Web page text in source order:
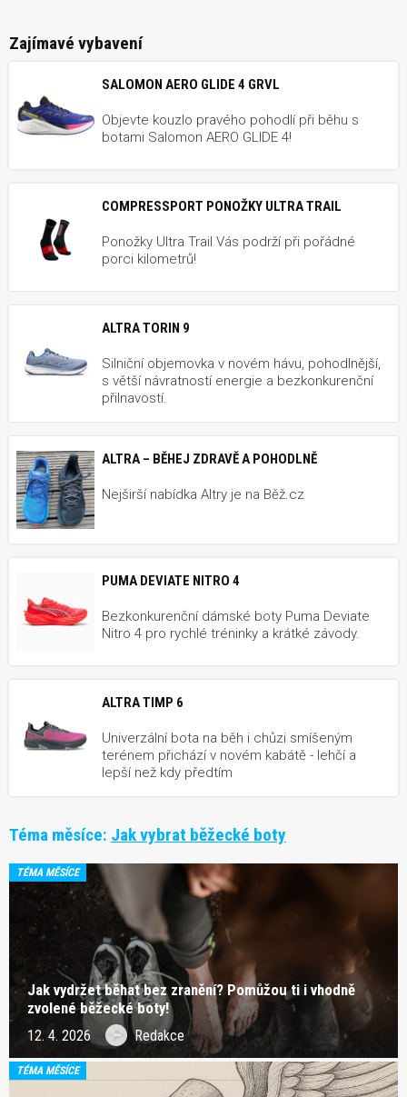
Zajímavé vybavení
SALOMON AERO GLIDE 4 GRVL
Objevte kouzlo pravého pohodlí při běhu s
botami Salomon AERO GLIDE 4!
COMPRESSPORT PONOŽKY ULTRA TRAIL
Ponožky Ultra Trail Vás podrží při pořádné
porci kilometrů!
ALTRA TORIN 9
Silniční objemovka v novém hávu, pohodlnější,
s větší návratností energie a bezkonkurenční
přilnavostí.
ALTRA – BĚHEJ ZDRAVĚ A POHODLNĚ
Nejširší nabídka Altry je na Běž.cz
PUMA DEVIATE NITRO 4
Bezkonkurenční dámské boty Puma Deviate
Nitro 4 pro rychlé tréninky a krátké závody.
ALTRA TIMP 6
Univerzální bota na běh i chůzi smíšeným
terénem přichází v novém kabátě - lehčí a
lepší než kdy předtím
Téma měsíce: Jak vybrat běžecké boty
TÉMA MĚSÍCE
Jak vydržet běhat bez zranění? Pomůžou ti i vhodně
zvolené běžecké boty!
12. 4. 2026 Redakce
TÉMA MĚSÍCE